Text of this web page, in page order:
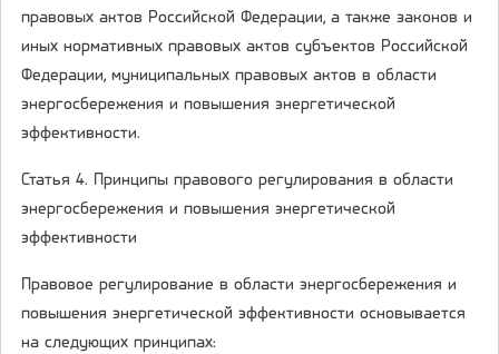
правовых актов Российской Федерации, а также законов и
иных нормативных правовых актов субъектов Российской
Федерации, муниципальных правовых актов в области
энергосбережения и повышения энергетической
эффективности.
Статья 4. Принципы правового регулирования в области
энергосбережения и повышения энергетической
эффективности
Правовое регулирование в области энергосбережения и
повышения энергетической эффективности основывается
на следующих принципах: